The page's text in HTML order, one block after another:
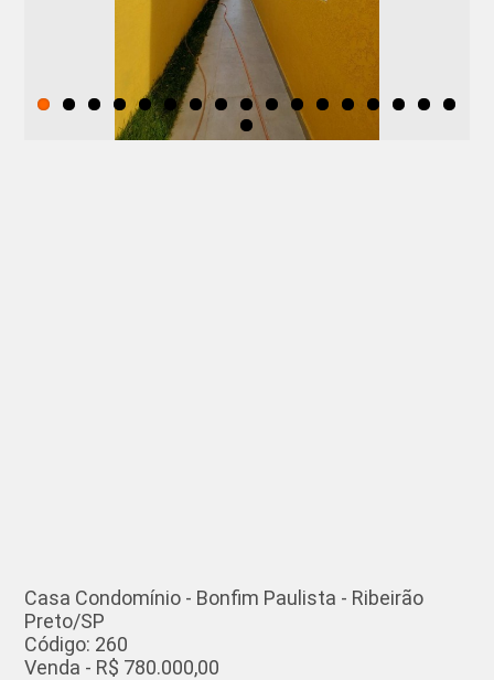
Casa Condomínio - Bonfim Paulista - Ribeirão
Preto/SP
Código: 260
Venda - R$ 780.000,00